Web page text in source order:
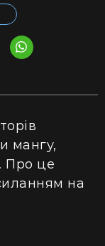
мангу,
Про це
на